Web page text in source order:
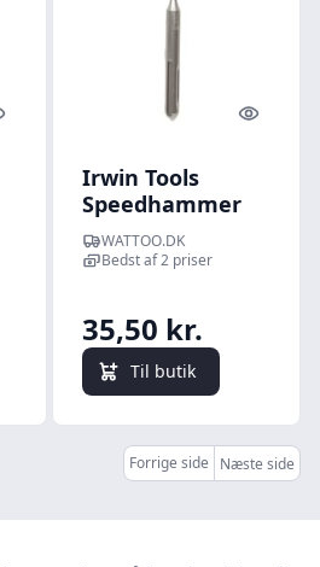
look Quick
Irwin Tools
Speedhammer
SDS-plus -
Murbor 5 x 100 /
WATTOO.DK
Bedst af 2 priser
35,50 kr.
Til butik
Forrige side Næste side